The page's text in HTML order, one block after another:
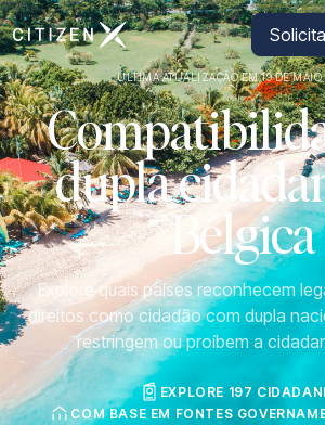
Ir para a página inicial da CitizenX
ÚLTIMA ATUALIZAÇÃO EM 19 DE MAIO
dupla
Bélgica
Explore quais países reconhecem
direitos como cidadão com dupla
restringem ou proíbem a
EXPLORE 197
COM BASE EM FONTES